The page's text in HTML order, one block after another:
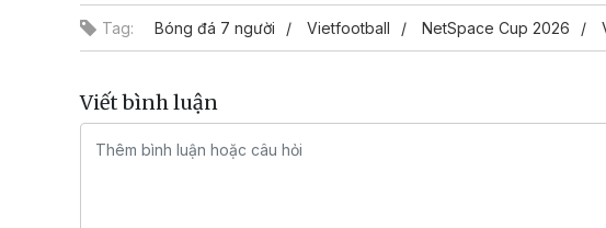
Tag: Bóng đá 7 người Vietfootball NetSpace Cup 2026
Viết bình luận